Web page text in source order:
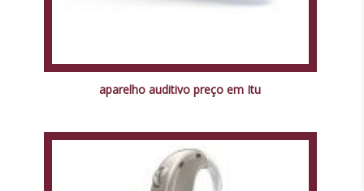
aparelho auditivo preço em Itu